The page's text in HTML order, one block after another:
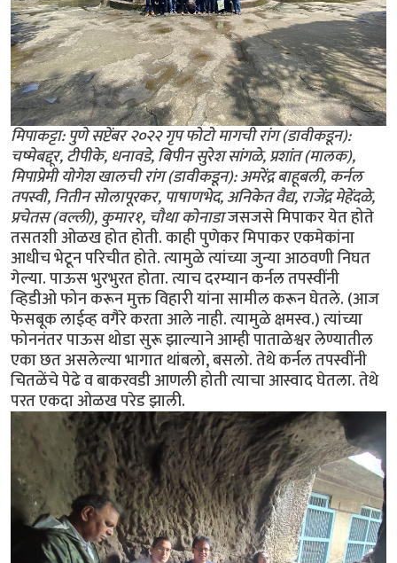
मिपाकट्टा: पुणे सप्टेंबर २०२२ गृप फोटो मागची रांग (डावीकडून):
चष्मेबद्दूर, टीपीके, धनावडे, बिपीन सुरेश सांगळे, प्रशांत (मालक),
मिपाप्रेमी योगेश खालची रांग (डावीकडून): अमरेंद्र बाहूबली, कर्नल
तपस्वी, नितीन सोलापूरकर, पाषाणभेद, अनिकेत वैद्य, राजेंद्र मेहेंदळे,
प्रचेतस (वल्ली), कुमार१, चौथा कोनाडाजसजसे मिपाकर येत होते
तसतशी ओळख होत होती. काही पुणेकर मिपाकर एकमेकांना
आधीच भेटून परिचीत होते. त्यामुळे त्यांच्या जुन्या आठवणी निघत
गेल्या. पाऊस भुरभुरत होता. त्याच दरम्यान कर्नल तपस्वींनी
व्हिडीओ फोन करून मुक्त विहारी यांना सामील करून घेतले. (आज
फेसबूक लाईव्ह वगैरे करता आले नाही. त्यामुळे क्षमस्व.) त्यांच्या
फोननंतर पाऊस थोडा सुरू झाल्याने आम्ही पाताळेश्वर लेण्यातील
एका छत असलेल्या भागात थांबलो, बसलो. तेथे कर्नल तपस्वींनी
चितळेंचे पेढे व बाकरवडी आणली होती त्याचा आस्वाद घेतला. तेथे
परत एकदा ओळख परेड झाली.